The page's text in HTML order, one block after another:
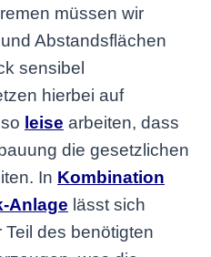
müssen wir
Abstandsflächen
sensibel
hierbei auf
leise arbeiten, dass
die gesetzlichen
In Kombination
Anlage lässt sich
des benötigten